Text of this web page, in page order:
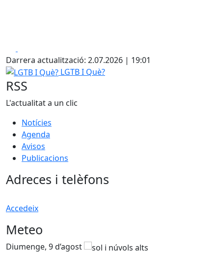
Darrera actualització: 2.07.2026 | 19:01
LGTB I Què?
LGTB I Què?
RSS
L'actualitat a un clic
Notícies
Agenda
Avisos
Publicacions
Adreces i telèfons
Accedeix
Meteo
Diumenge, 9 d’agost